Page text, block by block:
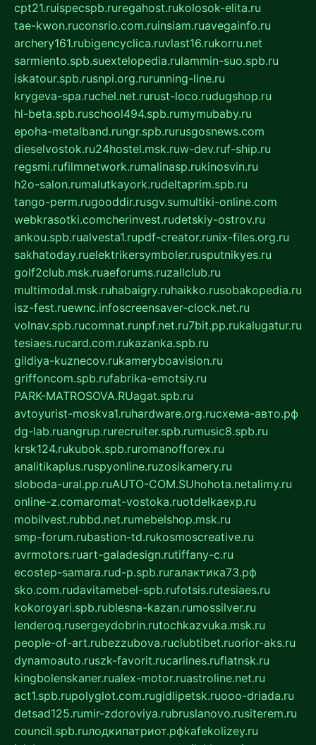
cpt21.ruispecspb.ruregahost.rukolosok-elita.ru
tae-kwon.ruconsrio.com.ruinsiam.ruavegainfo.ru
archery161.rubigencyclica.ruvlast16.rukorru.net
sarmiento.spb.suextelopedia.rulammin-suo.spb.ru
iskatour.spb.rusnpi.org.rurunning-line.ru
krygeva-spa.ruchel.net.rurust-loco.rudugshop.ru
hl-beta.spb.ruschool494.spb.rumymubaby.ru
epoha-metalband.rungr.spb.rurusgosnews.com
dieselvostok.ru24hostel.msk.ruw-dev.ruf-ship.ru
regsmi.rufilmnetwork.rumalinasp.rukinosvin.ru
h2o-salon.rumalutkayork.rudeltaprim.spb.ru
tango-perm.rugooddir.rusgv.sumultiki-online.com
webkrasotki.comcherinvest.rudetskiy-ostrov.ru
ankou.spb.rualvesta1.rupdf-creator.runix-files.org.ru
sakhatoday.ruelektrikersymboler.rusputnikyes.ru
golf2club.msk.ruaeforums.ruzallclub.ru
multimodal.msk.ruhabaigry.ruhaikko.rusobakopedia.ru
isz-fest.ruewnc.infoscreensaver-clock.net.ru
volnav.spb.rucomnat.runpf.net.ru7bit.pp.rukalugatur.ru
tesiaes.rucard.com.rukazanka.spb.ru
gildiya-kuznecov.rukameryboavision.ru
griffoncom.spb.rufabrika-emotsiy.ru
PARK-MATROSOVA.RUagat.spb.ru
avtoyurist-moskva1.ruhardware.org.ruсхема-авто.рф
dg-lab.ruangrup.rurecruiter.spb.rumusic8.spb.ru
krsk124.rukubok.spb.ruromanofforex.ru
analitikaplus.ruspyonline.ruzosikamery.ru
sloboda-ural.pp.ruAUTO-COM.SUhohota.netalimy.ru
online-z.comaromat-vostoka.ruotdelkaexp.ru
mobilvest.rubbd.net.rumebelshop.msk.ru
smp-forum.rubastion-td.rukosmoscreative.ru
avrmotors.ruart-galadesign.rutiffany-c.ru
ecostep-samara.rud-p.spb.ruгалактика73.рф
sko.com.rudavitamebel-spb.rufotsis.rutesiaes.ru
kokoroyari.spb.rublesna-kazan.rumossilver.ru
lenderoq.rusergeydobrin.rutochkazvuka.msk.ru
people-of-art.rubezzubova.ruclubtibet.ruorior-aks.ru
dynamoauto.ruszk-favorit.rucarlines.ruflatnsk.ru
kingbolenskaner.rualex-motor.ruastroline.net.ru
act1.spb.rupolyglot.com.rugidlipetsk.ruooo-driada.ru
detsad125.rumir-zdoroviya.rubruslanovo.rusiterem.ru
council.spb.ruлодкипатриот.рфkafekolizey.ru